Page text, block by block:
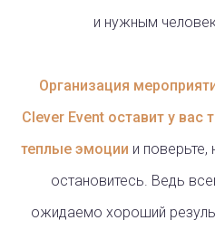
и нужным
Организация
Clever Event оставит у
теплые эмоции и
остановитесь. Ведь
ожидаемо хороший